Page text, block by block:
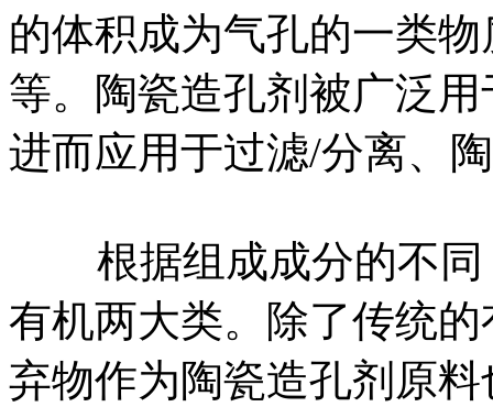
的体积成为气孔的一类
等。陶瓷造孔剂被广泛
进而应用于过滤/分离、
根据组成成分的不同
有机两大类。除了传统
弃物作为陶瓷造孔剂原